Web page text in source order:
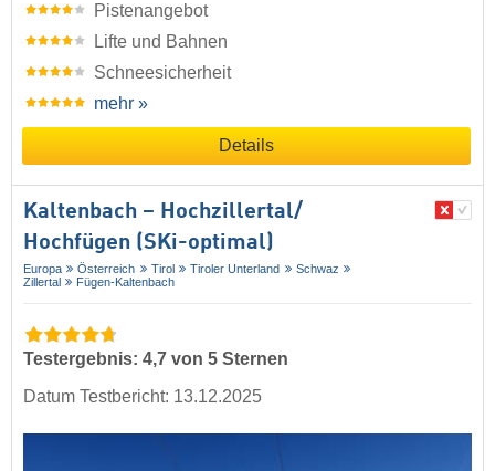
Pistenangebot
Lifte und Bahnen
Schneesicherheit
mehr »
Details
Kaltenbach – Hochzillertal/​
Hochfügen (SKi-optimal)
Europa Österreich Tirol Tiroler Unterland
Schwaz
Zillertal
Fügen-Kaltenbach
Testergebnis: 4,7 von 5 Sternen
Datum Testbericht: 13.12.2025